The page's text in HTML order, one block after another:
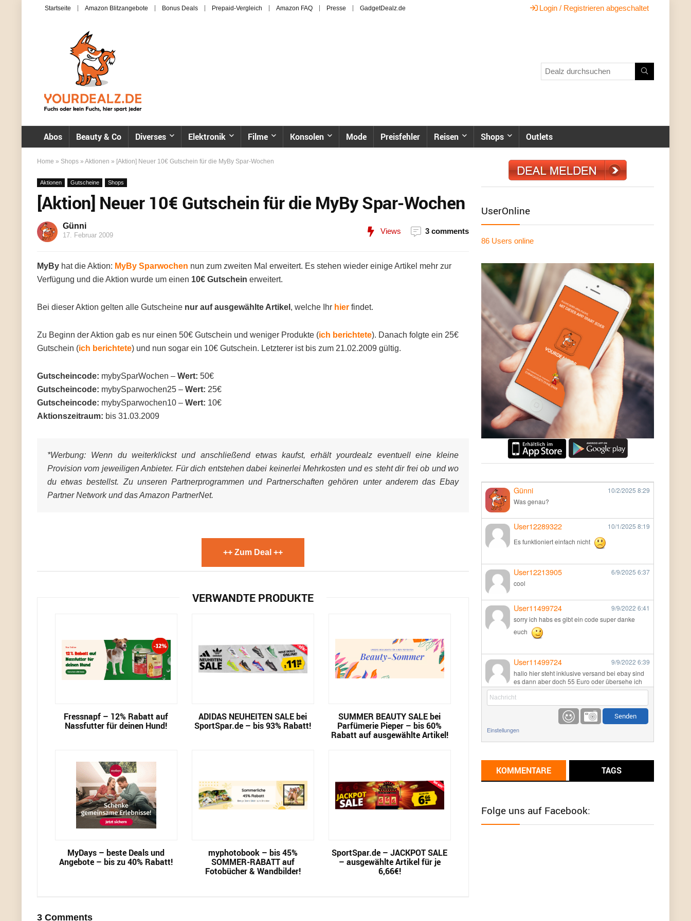
Startseite Amazon Blitzangebote Bonus Deals Prepaid-Vergleich Amazon FAQ Presse GadgetDealz.de Login / Registrieren abgeschaltet
Abos Beauty & Co Diverses Elektronik Filme Konsolen Mode Preisfehler Reisen Shops Outlets
Home » Shops » Aktionen » [Aktion] Neuer 10€ Gutschein für die MyBy Spar-Wochen
Aktionen Gutscheine Shops
[Aktion] Neuer 10€ Gutschein für die MyBy Spar-Wochen
Günni
17. Februar 2009 Views 3 comments
MyBy hat die Aktion: MyBy Sparwochen nun zum zweiten Mal erweitert. Es stehen wieder einige Artikel mehr zur
Verfügung und die Aktion wurde um einen 10€ Gutschein erweitert.
Bei dieser Aktion gelten alle Gutscheine nur auf ausgewählte Artikel , welche Ihr hier findet.
Zu Beginn der Aktion gab es nur einen 50€ Gutschein und weniger Produkte (ich berichtete). Danach folgte ein 25€
Gutschein (ich berichtete) und nun sogar ein 10€ Gutschein. Letzterer ist bis zum 21.02.2009 gültig.
Gutscheincode: mybySparWochen – Wert: 50€
Gutscheincode: mybySparwochen25 – Wert: 25€
Gutscheincode: mybySparwochen10 – Wert: 10€
Aktionszeitraum: bis 31.03.2009
*Werbung: Wenn du weiterklickst und anschließend etwas kaufst, erhält yourdealz eventuell eine kleine
Provision vom jeweiligen Anbieter. Für dich entstehen dabei keinerlei Mehrkosten und es steht dir frei ob und wo
du etwas bestellst. Zu unseren Partnerprogrammen und Partnerschaften gehören unter anderem das Ebay
Partner Network und das Amazon PartnerNet.
++ Zum Deal ++
VERWANDTE PRODUKTE
Fressnapf – 12% Rabatt auf
Nassfutter für deinen Hund!
ADIDAS NEUHEITEN SALE bei
SportSpar.de – bis 93% Rabatt!
SUMMER BEAUTY SALE bei
Parfümerie Pieper – bis 60%
Rabatt auf ausgewählte Artikel!
MyDays – beste Deals und
Angebote – bis zu 40% Rabatt!
myphotobook – bis 45%
SOMMER-RABATT auf
Fotobücher & Wandbilder!
SportSpar.de – JACKPOT SALE
– ausgewählte Artikel für je
6,66€!
3 Comments
UserOnline
86 Users online
Günni 10/2/2025 8:29
Was genau?
User12289322 10/1/2025 8:19
Es funktioniert einfach nicht
User12213905 6/9/2025 6:37
cool
User11499724 9/9/2022 6:41
sorry ich habs es gibt ein code super danke
euch
User11499724 9/9/2022 6:39
hallo hier steht inklusive versand bei ebay sind
es dann aber doch 55 Euro oder übersehe ich
etwas
9/1/20226:17
Ich glaube du hast den Sinn eines
Schnäppchenblogs noch immer nicht
Günni 9/1/2022
meisten Deals sind Tagespreise!
Einstellungen
KOMMENTARE TAGS
Folge uns auf Facebook: